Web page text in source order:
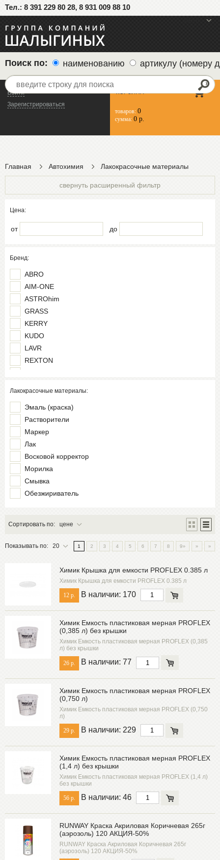
Тел.: 8 391 229 80 28, 8 931 009 88 10
Войти
Зарегистрироваться
КОРЗИНА
товаров: 0
сумма: 0 р.
Поиск по: наименованию артикулу (номеру
Главная Автохимия Лакокрасочные материалы
свернуть расширенный фильтр
Цена:
от до
Бренд:
ABRO
AIM-ONE
ASTROhim
GRASS
KERRY
KUDO
LAVR
REXTON
VIXEN
НЕОЛЮКС
ПКФ "КРАСБЫТХИМ"
ХИМИК
Лакокрасочные материалы:
Эмаль (краска)
Растворители
Маркер
Лак
Восковой корректор
Морилка
Смывка
Обезжириватель
Сортировать по: цене
Показывать по: 20 1 2 3 4 5 6 7 8 9» » »
Химик Крышка для емкости PROFLEX 0.385 л
Химик Крышка для емкости PROFLEX 0.385 л
12 р. В наличии: 170
Химик Емкость пластиковая мерная PROFLEX
(0,385 л) без крышки
Химик Емкость пластиковая мерная PROFLEX (0,385
л) без крышки
26 р. В наличии: 77
Химик Емкость пластиковая мерная PROFLEX
(0,750 л)
Химик Емкость пластиковая мерная PROFLEX (0,750
л)
29 р. В наличии: 229
Химик Емкость пластиковая мерная PROFLEX
(1,4 л) без крышки
Химик Емкость пластиковая мерная PROFLEX (1,4 л)
без крышки
56 р. В наличии: 46
RUNWAY Краска Акриловая Коричневая 265г
(аэрозоль) 120 АКЦИЯ-50%
RUNWAY Краска Акриловая Коричневая 265г
(аэрозоль) 120 АКЦИЯ-50%